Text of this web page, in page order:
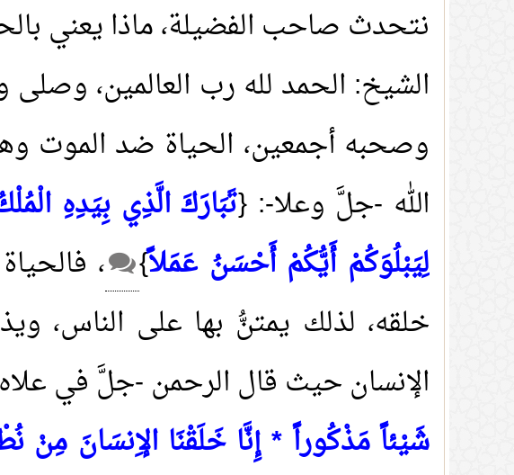
نتحدث صاحب الفضيلة، ماذا يعني
الشيخ: الحمد لله رب العالمين،
وصحبه أجمعين، الحياة ضد الموت
الله -جلَّ وعلا-: {تَبَارَكَ الَّذِي بِيَدِهِ
لِيَبْلُوَكُمْ أَيُّكُمْ أَحْسَنُ عَمَلاً}
،
خلقه، لذلك يمتنُّ بها على الناس،
الإنسان حيث قال الرحمن -جلَّ في
شَيْئاً مَذْكُوراً * إِنَّا خَلَقْنَا الإِنسَانَ مِنْ